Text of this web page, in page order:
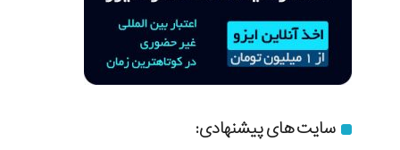
سایت های پیشنهادی: